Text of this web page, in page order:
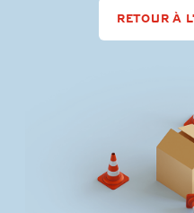
RETOUR À